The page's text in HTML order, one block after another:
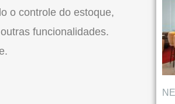
o controle do estoque,
funcionalidades.